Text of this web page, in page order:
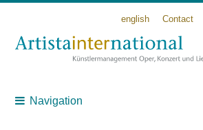
english Contact
Navigation